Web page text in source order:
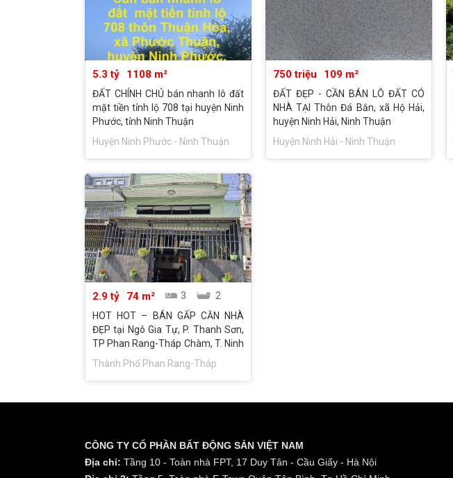
5.3 tỷ 1108 m²
ĐẤT CHÍNH CHỦ bán nhanh lô đất
mặt tiền tỉnh lộ 708 tại huyện Ninh
Phước, tỉnh Ninh Thuận
Huyện Ninh Phước - Ninh Thuận
750 triệu 109 m²
ĐẤT ĐẸP - CẦN BÁN LÔ ĐẤT CÓ
NHÀ TẠI Thôn Đá Bắn, xã Hộ Hải,
huyện Ninh Hải, Ninh Thuận
Huyện Ninh Hải - Ninh Thuận
2.9 tỷ 74 m² 3
2
HOT HOT – BÁN GẤP CĂN NHÀ
ĐẸP tại Ngô Gia Tự, P. Thanh Sơn,
TP Phan Rang-Tháp Chàm, T. Ninh
Thuận
Thành Phố Phan Rang-Tháp
CÔNG TY CỔ PHẦN BẤT ĐỘNG SẢN VIỆT NAM
Địa chỉ: Tầng 10 - Toàn nhà FPT, 17 Duy Tân - Cầu Giấy - Hà Nội